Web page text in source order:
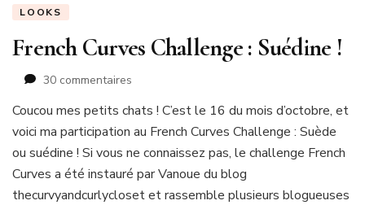
LOOKS
French Curves Challenge : Suédine !
30 commentaires
Curves
Challenge
:
Suédine
!
Coucou mes petits chats ! C’est le 16 du mois d’octobre, et
voici ma participation au French Curves Challenge : Suède
ou suédine ! Si vous ne connaissez pas, le challenge French
Curves a été instauré par Vanoue du blog
thecurvyandcurlycloset et rassemble plusieurs blogueuses